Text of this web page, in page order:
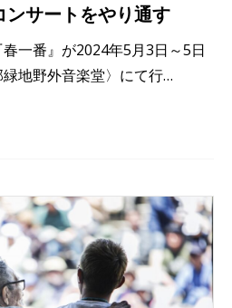
ンサートをやり通す
一番』が2024年5月3日～5日
地野外音楽堂〉にて行…